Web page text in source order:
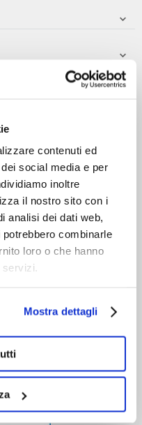
contenuti ed
social media e per
inoltre
il nostro sito con i
analisi dei dati web,
combinarle
loro o che hanno
servizi.
Mostra dettagli